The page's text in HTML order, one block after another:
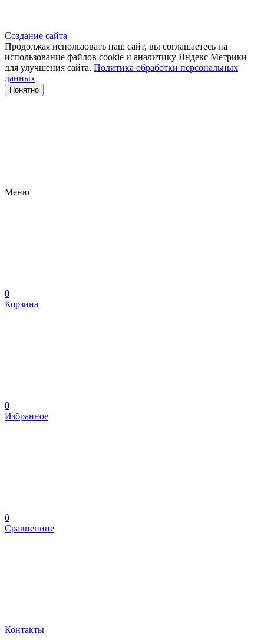
Создание сайта
Продолжая использовать наш сайт, вы соглашаетесь на
использование файлов сооkіе и аналитику Яндекс Метрики
для улучшения сайта. Политика обработки персональных
данных
Понятно
Меню
0
Корзина
0
Избранное
0
Сравненине
Контакты